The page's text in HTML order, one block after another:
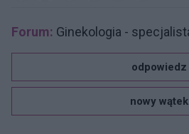
Forum: Ginekologia -
odpowiedz
nowy wątek